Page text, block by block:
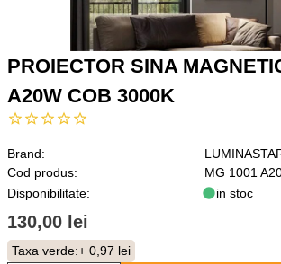
PROIECTOR SINA
A20W COB 3000K
Brand:
Cod produs:
MG 1001
Disponibilitate:
in stoc
130,00 lei
Taxa verde:+ 0,97 lei